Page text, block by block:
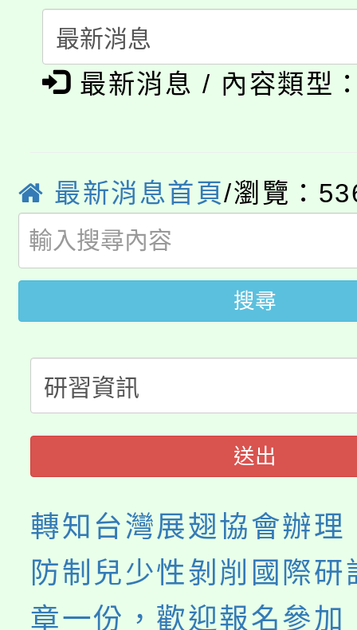
代理(課)教師甄選結果(
轉知中國文化大學推廣
《TA101》溝通分析基
心理、諮商輔導、社會
系所師生報名參加。
淨零綠生活教案入校路
學籍身 分審查程序及
版
淨零綠領人才培育課程
公告本校115學年度第
代理(課)教師甄選結果(
「2026金融保險知識
車」活動
桃園市115學年度學生
生本土語及新住民語歌
公告本校115學年度第
代理(課)教師甄選結果(
公告本校115學年度第
代理(課)教師甄選結果(
轉知中國文化大學推廣
《TA101》溝通分析基
程，歡迎學生輔導中心
心理、諮商輔導、社會
系所師生報名參加。
最新消息 / 內容類型
最新消息首頁/瀏覽：
搜尋
送出
轉知台灣展翅協會辦
防制兒少性剝削國際研
章一份，歡迎報名參加